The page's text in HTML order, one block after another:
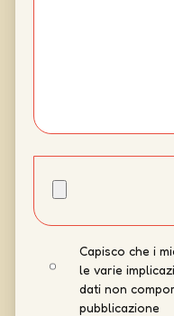
Capisco che i
le varie
dati non
pubblicazione